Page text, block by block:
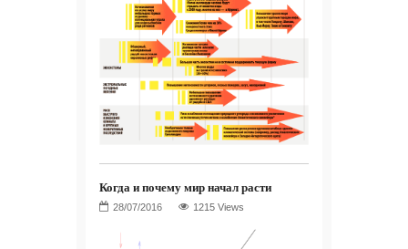
Когда и почему мир начал расти
1215 Views